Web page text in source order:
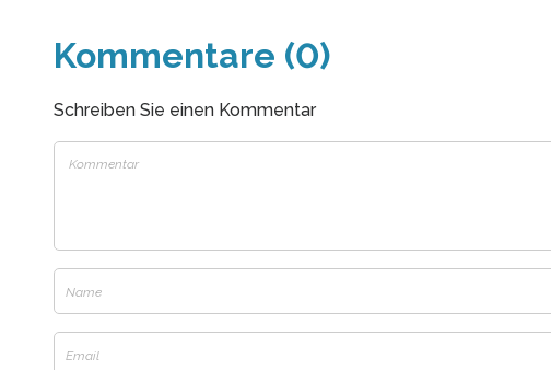
Kommentare (0)
Schreiben Sie einen Kommentar